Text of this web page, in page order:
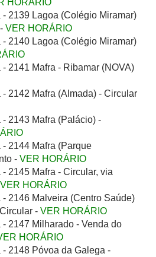
HORÁRIO
- 2139 Lagoa (Colégio Miramar)
VER HORÁRIO
- 2140 Lagoa (Colégio Miramar)
2141 Mafra - Ribamar (NOVA)
- 2142 Mafra (Almada) - Circular
2143 Mafra (Palácio) -
2144 Mafra (Parque
- VER HORÁRIO
2145 Mafra - Circular, via
VER HORÁRIO
- 2146 Malveira (Centro Saúde)
- VER HORÁRIO
- 2147 Milharado - Venda do
HORÁRIO
- 2148 Póvoa da Galega -